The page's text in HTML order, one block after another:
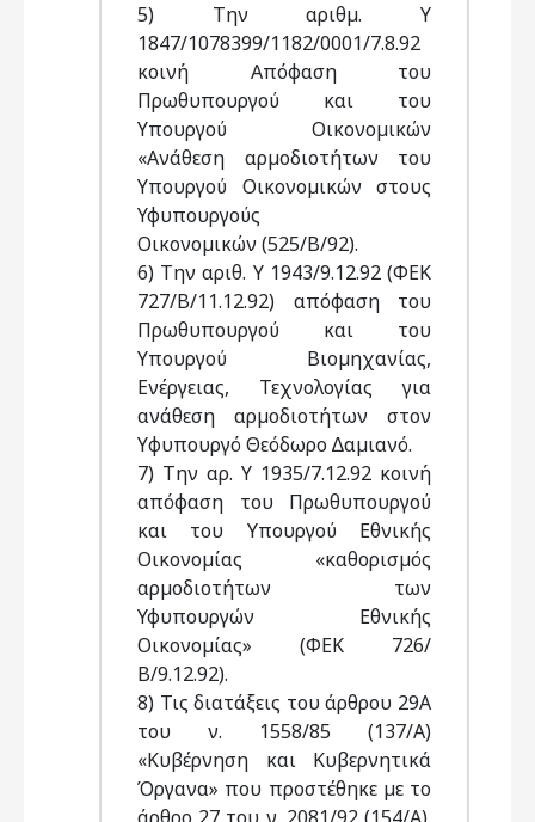
5) Την αριθµ. Υ
1847/1078399/1182/0001/7.8.92
κοινή Απόφαση του
Πρωθυπουργού και του
Υπουργού Οικονοµικών
«Ανάθεση αρµοδιοτήτων του
Υπουργού Οικονοµικών στους
Υφυπουργούς
Οικονοµικών (525/Β/92).
6) Την αριθ. Υ 1943/9.12.92 (ΦΕΚ
727/Β/11.12.92) απόφαση του
Πρωθυπουργού και του
Υπουργού Βιοµηχανίας,
Ενέργειας, Τεχνολογίας για
ανάθεση αρµοδιοτήτων στον
Yφυπουργό Θεόδωρο ∆αµιανό.
7) Την αρ. Υ 1935/7.12.92 κοινή
απόφαση του Πρωθυπουργού
και του Υπουργού Εθνικής
Οικονοµίας «καθορισµός
αρµοδιοτήτων των
Υφυπουργών Εθνικής
Οικονοµίας» (ΦΕΚ 726/
Β/9.12.92).
8) Τις διατάξεις του άρθρου 29Α
του ν. 1558/85 (137/Α)
«Κυβέρνηση και Κυβερνητικά
Όργανα» που προστέθηκε µε το